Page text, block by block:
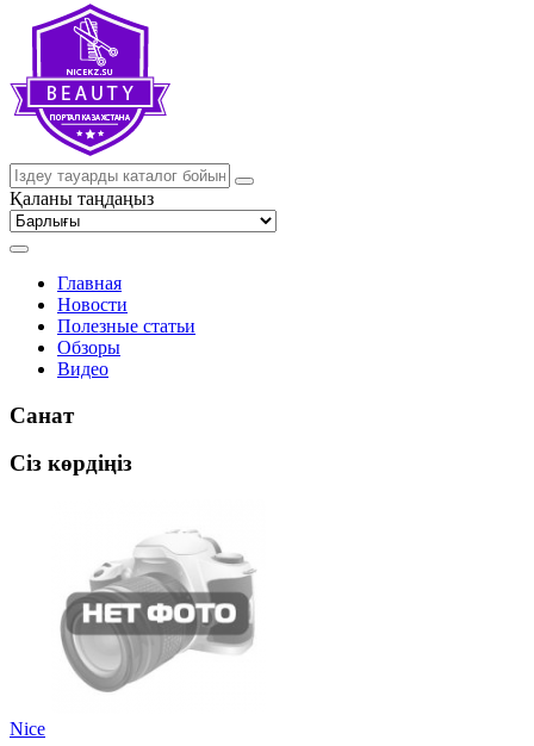
Қаланы таңдаңыз
Главная
Новости
Полезные статьи
Обзоры
Видео
Санат
Сіз көрдіңіз
Nice